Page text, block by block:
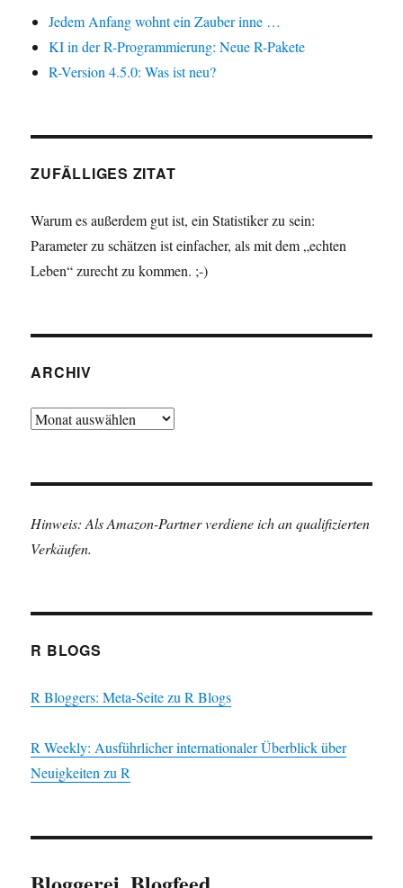
Jedem Anfang wohnt ein Zauber inne …
KI in der R-Programmierung: Neue R-Pakete
R-Version 4.5.0: Was ist neu?
ZUFÄLLIGES ZITAT
Warum es außerdem gut ist, ein Statistiker zu sein:
Parameter zu schätzen ist einfacher, als mit dem „echten
Leben“ zurecht zu kommen. ;-)
ARCHIV
Archiv
Hinweis: Als Amazon-Partner verdiene ich an qualifizierten
Verkäufen.
R BLOGS
R Bloggers: Meta-Seite zu R Blogs
R Weekly: Ausführlicher internationaler Überblick über
Neuigkeiten zu R